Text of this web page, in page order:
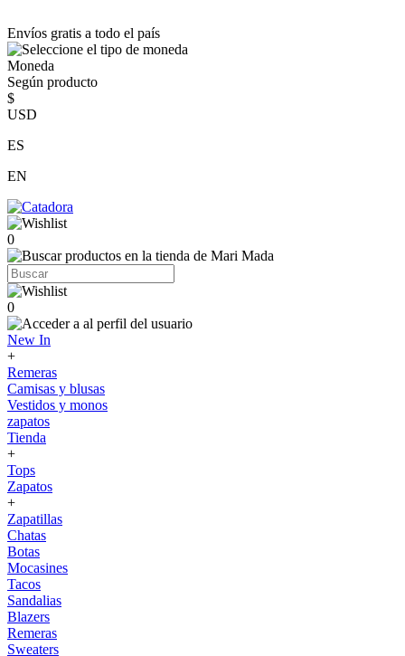
Envíos gratis a todo el país
Moneda
Según producto
$
USD
ES
EN
0
0
New In
+
Remeras
Camisas y blusas
Vestidos y monos
zapatos
Tienda
+
Tops
Zapatos
+
Zapatillas
Chatas
Botas
Mocasines
Tacos
Sandalias
Blazers
Remeras
Sweaters